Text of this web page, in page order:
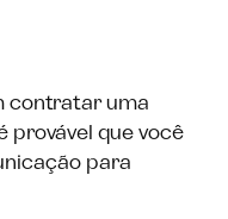
contratar uma
provável que você
para